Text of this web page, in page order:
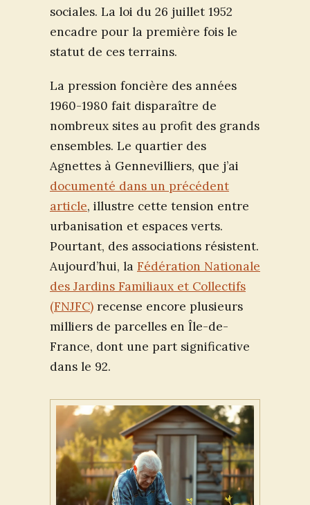
sociales. La loi du 26 juillet 1952
encadre pour la première fois le
statut de ces terrains.
La pression foncière des années
1960-1980 fait disparaître de
nombreux sites au profit des grands
ensembles. Le quartier des
Agnettes à Gennevilliers, que j’ai
documenté dans un précédent
article, illustre cette tension entre
urbanisation et espaces verts.
Pourtant, des associations résistent.
Aujourd’hui, la Fédération Nationale
des Jardins Familiaux et Collectifs
(FNJFC) recense encore plusieurs
milliers de parcelles en Île-de-
France, dont une part significative
dans le 92.